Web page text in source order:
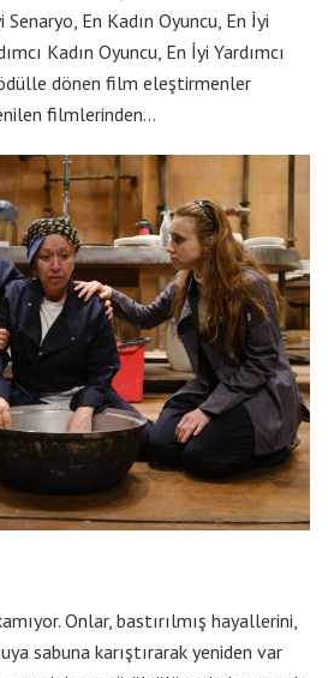
En Kadın Oyuncu, En İyi
Kadın Oyuncu, En İyi Yardımcı
dönen film eleştirmenler
filmlerinden…
Onlar, bastırılmış hayallerini,
sabuna karıştırarak yeniden var